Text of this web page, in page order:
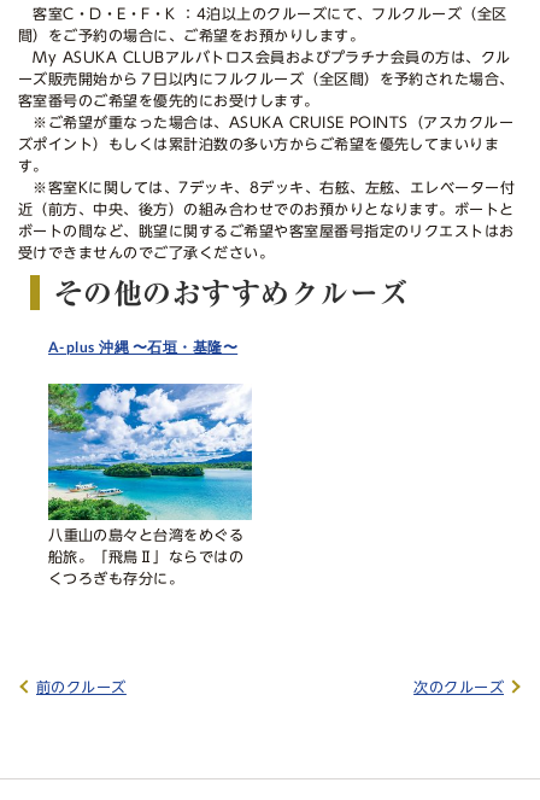
客室C・D・E・F・K ：4泊以上のクルーズにて、フルクルーズ（全区
間）をご予約の場合に、ご希望をお預かりします。
My ASUKA CLUBアルバトロス会員およびプラチナ会員の方は、クル
ーズ販売開始から７日以内にフルクルーズ（全区間）を予約された場合、
客室番号のご希望を優先的にお受けします。
※ご希望が重なった場合は、ASUKA CRUISE POINTS（アスカクルー
ズポイント）もしくは累計泊数の多い方からご希望を優先してまいりま
す。
※客室Kに関しては、7デッキ、8デッキ、右舷、左舷、エレベーター付
近（前方、中央、後方）の組み合わせでのお預かりとなります。ボートと
ボートの間など、眺望に関するご希望や客室屋番号指定のリクエストはお
受けできませんのでご了承ください。
その他のおすすめクルーズ
A-plus 沖縄 〜石垣・基隆〜
八重山の島々と台湾をめぐる
船旅。「飛鳥Ⅱ」ならではの
くつろぎも存分に。
前のクルーズ 次のクルーズ